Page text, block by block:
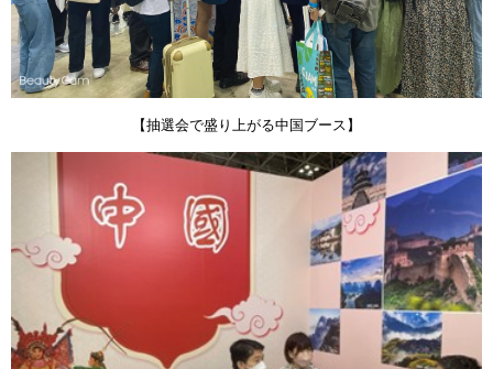
【抽選会で盛り上がる中国ブース】